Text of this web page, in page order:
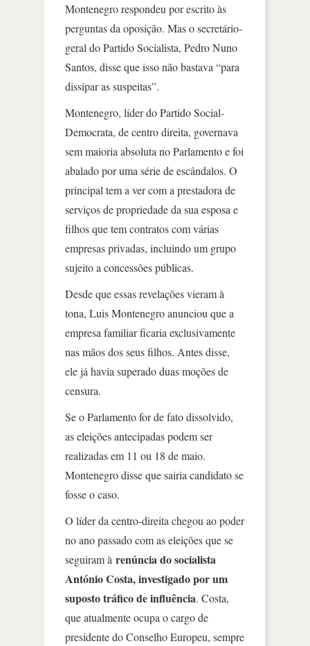
Montenegro respondeu por escrito às
perguntas da oposição. Mas o secretário-
geral do Partido Socialista, Pedro Nuno
Santos, disse que isso não bastava “para
dissipar as suspeitas”.
Montenegro, líder do Partido Social-
Democrata, de centro direita, governava
sem maioria absoluta no Parlamento e foi
abalado por uma série de escândalos. O
principal tem a ver com a prestadora de
serviços de propriedade da sua esposa e
filhos que tem contratos com várias
empresas privadas, incluindo um grupo
sujeito a concessões públicas.
Desde que essas revelações vieram à
tona, Luis Montenegro anunciou que a
empresa familiar ficaria exclusivamente
nas mãos dos seus filhos. Antes disse,
ele já havia superado duas moções de
censura.
Se o Parlamento for de fato dissolvido,
as eleições antecipadas podem ser
realizadas em 11 ou 18 de maio.
Montenegro disse que sairia candidato se
fosse o caso.
O líder da centro-direita chegou ao poder
no ano passado com as eleições que se
seguiram à renúncia do socialista
António Costa, investigado por um
suposto tráfico de influência. Costa,
que atualmente ocupa o cargo de
presidente do Conselho Europeu, sempre